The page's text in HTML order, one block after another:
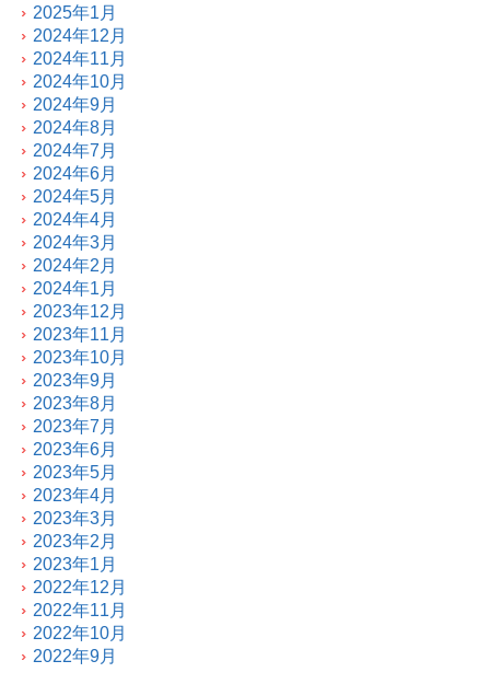
2025年1月
2024年12月
2024年11月
2024年10月
2024年9月
2024年8月
2024年7月
2024年6月
2024年5月
2024年4月
2024年3月
2024年2月
2024年1月
2023年12月
2023年11月
2023年10月
2023年9月
2023年8月
2023年7月
2023年6月
2023年5月
2023年4月
2023年3月
2023年2月
2023年1月
2022年12月
2022年11月
2022年10月
2022年9月